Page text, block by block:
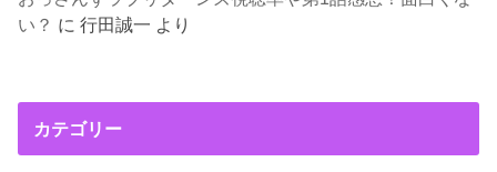
い？ に行田誠一 より
カテゴリー